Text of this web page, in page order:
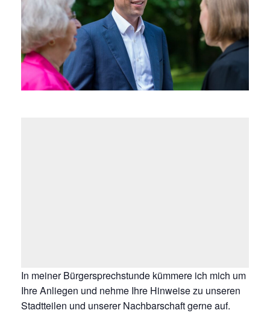
In meiner Bürgersprechstunde kümmere ich mich um
Ihre Anliegen und nehme Ihre Hinweise zu unseren
Stadtteilen und unserer Nachbarschaft gerne auf.